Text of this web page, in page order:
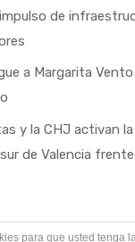
de
a Margarita
y la CHJ activan
de Valencia
para que usted tenga